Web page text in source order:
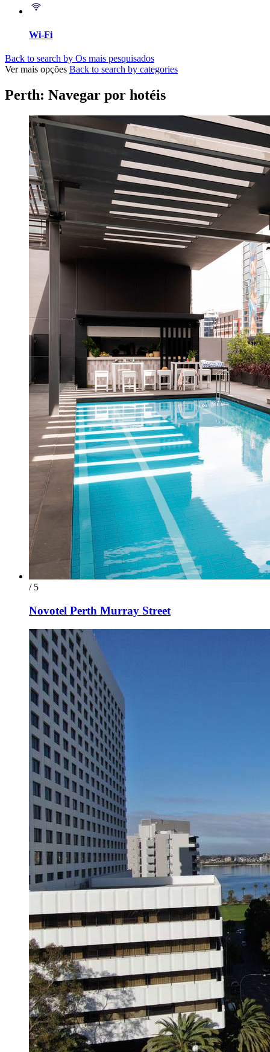
Wi-Fi
Back to search by Os mais pesquisados
Ver mais opções Back to search by categories
Perth: Navegar por hotéis
/ 5
Novotel Perth Murray Street